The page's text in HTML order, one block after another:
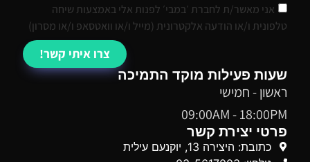
אני מאשר/ת לחברת ׳במבי׳ לפנות אלי באמצעות שיחה
טלפונית ו/או הודעה אלקטרונית (מייל ו/או וואטסאפ ו/או מסרון)
צרו איתי קשר!
שעות פעילות מוקד התמיכה
ראשון - חמישי
09:00AM - 18:00PM
פרטי יצירת קשר
כתובת: היצירה 13, יוקנעם עילית